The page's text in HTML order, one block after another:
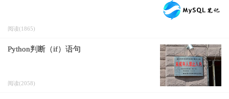
阅读(1865)
Python判断（if）语句
阅读(2058)